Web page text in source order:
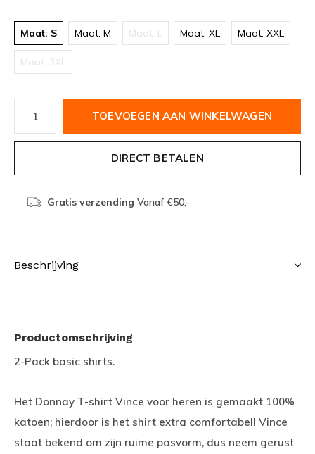
Maat: S Maat: M Maat: L Maat: XL Maat: XXL
Maat: 3XL
TOEVOEGEN AAN WINKELWAGEN
DIRECT BETALEN
Gratis verzending Vanaf €50,-
Beschrijving
Productomschrijving
2-Pack basic shirts.
Het Donnay T-shirt Vince voor heren is gemaakt 100%
katoen; hierdoor is het shirt extra comfortabel! Vince
staat bekend om zijn ruime pasvorm, dus neem gerust